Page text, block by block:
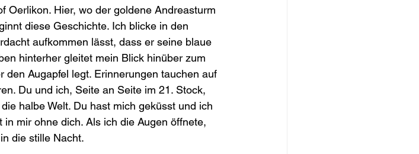
Oerlikon. Hier, wo der goldene Andreasturm
diese Geschichte. Ich blicke in den
aufkommen lässt, dass er seine blaue
hinterher gleitet mein Blick hinüber zum
Augapfel legt. Erinnerungen tauchen auf
Du und ich, Seite an Seite im 21. Stock,
halbe Welt. Du hast mich geküsst und ich
mir ohne dich. Als ich die Augen öffnete,
die stille Nacht.